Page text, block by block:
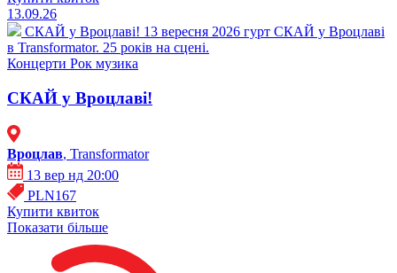
13.09.26
СКАЙ у Вроцлаві! 13 вересня 2026 гурт СКАЙ у Вроцлаві
в Transformator. 25 років на сцені.
Концерти Рок музика
СКАЙ у Вроцлаві!
Вроцлав, Transformator
13 вер нд 20:00
PLN167
Купити квиток
Показати більше